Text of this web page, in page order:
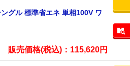
グル 標準省エネ 単相100V ワ
販売価格(税込)： 115,620円